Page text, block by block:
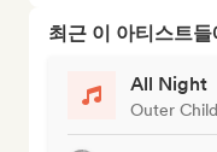
최근 이 아티스트
All Night
Outer Child